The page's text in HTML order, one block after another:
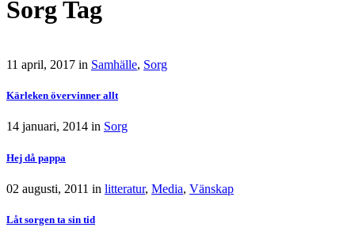
Sorg Tag
11 april, 2017 in Samhälle, Sorg
Kärleken övervinner allt
14 januari, 2014 in Sorg
Hej då pappa
02 augusti, 2011 in litteratur, Media, Vänskap
Låt sorgen ta sin tid